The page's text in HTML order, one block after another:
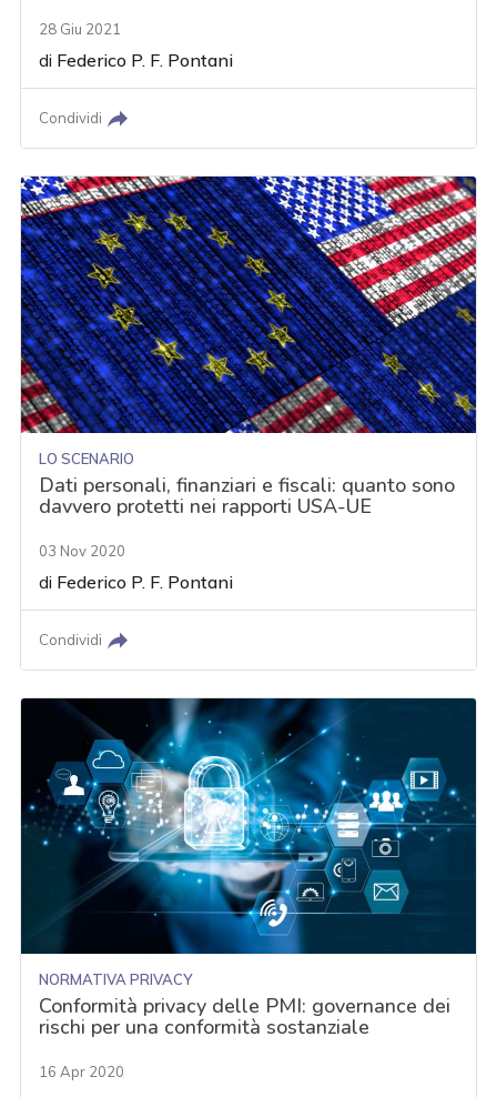
28 Giu 2021
di Federico P. F. Pontani
Condividi
LO SCENARIO
Dati personali, finanziari e fiscali: quanto sono
davvero protetti nei rapporti USA-UE
03 Nov 2020
di Federico P. F. Pontani
Condividi
NORMATIVA PRIVACY
Conformità privacy delle PMI: governance dei
rischi per una conformità sostanziale
16 Apr 2020